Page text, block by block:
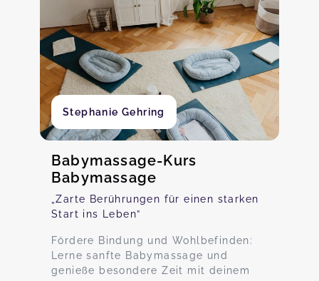
Stephanie Gehring
Babymassage-Kurs
Babymassage
„Zarte Berührungen für einen starken
Start ins Leben”
Fördere Bindung und Wohlbefinden:
Lerne sanfte Babymassage und
genieße besondere Zeit mit deinem